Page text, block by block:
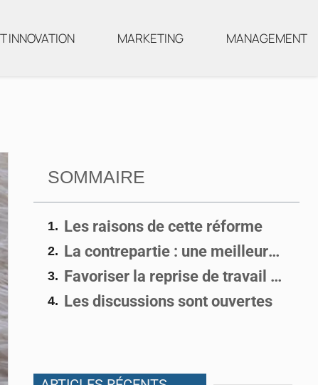
INNOVATION MARKETING MANAGEMENT
SOMMAIRE
Les raisons de cette réforme
La contrepartie : une meilleure indemnisation
Favoriser la reprise de travail avec le télétravail
Les discussions sont ouvertes